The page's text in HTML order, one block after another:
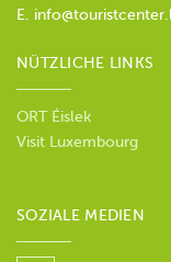
E.
NÜTZLICHE LINKS
ORT Éislek
Visit Luxembourg
SOZIALE MEDIEN